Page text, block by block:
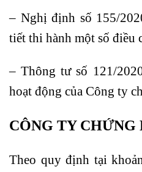
– Nghị định số 155/
tiết thi hành một số điều
– Thông tư số 121/
hoạt động của Công ty
CÔNG TY
Theo quy định tại